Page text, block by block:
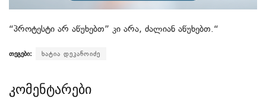
“პროტესტი არ აწუხებთ” კი არა, ძალიან აწუხებთ.“
თეგები: ხატია დეკანოიძე
კომენტარები